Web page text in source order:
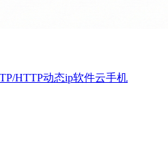
HTTP动态ip软件云手机